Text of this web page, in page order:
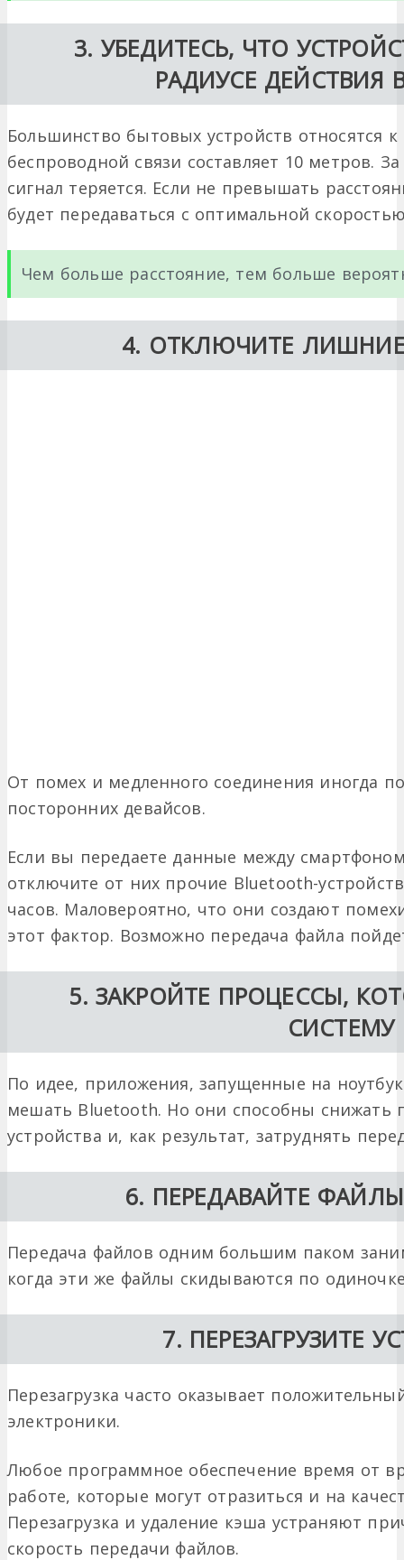
3. УБЕДИТЕСЬ, ЧТО
РАДИУСЕ ДЕЙСТВИЯ
Большинство бытовых устройств относятся к
беспроводной связи составляет 10 метров.
сигнал теряется. Если не превышать
будет передаваться с оптимальной
Чем больше расстояние, тем больше
4. ОТКЛЮЧИТЕ
От помех и медленного соединения иногда
посторонних девайсов.
Если вы передаете данные между
отключите от них прочие Bluetooth-
часов. Маловероятно, что они создают
этот фактор. Возможно передача файла
5. ЗАКРОЙТЕ ПРОЦЕССЫ,
СИСТЕМУ
По идее, приложения, запущенные на
мешать Bluetooth. Но они способны снижать
устройства и, как результат, затруднять
6. ПЕРЕДАВАЙТЕ
Передача файлов одним большим паком
когда эти же файлы скидываются по
7. ПЕРЕЗАГРУЗИТЕ
Перезагрузка часто оказывает
электроники.
Любое программное обеспечение время от
работе, которые могут отразиться и на
Перезагрузка и удаление кэша устраняют
скорость передачи файлов.